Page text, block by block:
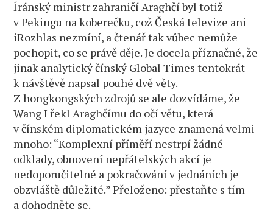
Íránský ministr zahraničí Araghčí byl totiž
v Pekingu na koberečku, což Česká televize ani
iRozhlas nezmíní, a čtenář tak vůbec nemůže
pochopit, co se právě děje. Je docela příznačné, že
jinak analytický čínský Global Times tentokrát
k návštěvě napsal pouhé dvě věty.
Z hongkongských zdrojů se ale dozvídáme, že
Wang I řekl Araghčímu do očí větu, která
v čínském diplomatickém jazyce znamená velmi
mnoho: “Komplexní příměří nestrpí žádné
odklady, obnovení nepřátelských akcí je
nedoporučitelné a pokračování v jednáních je
obzvláště důležité.” Přeloženo: přestaňte s tím
a dohodněte se.